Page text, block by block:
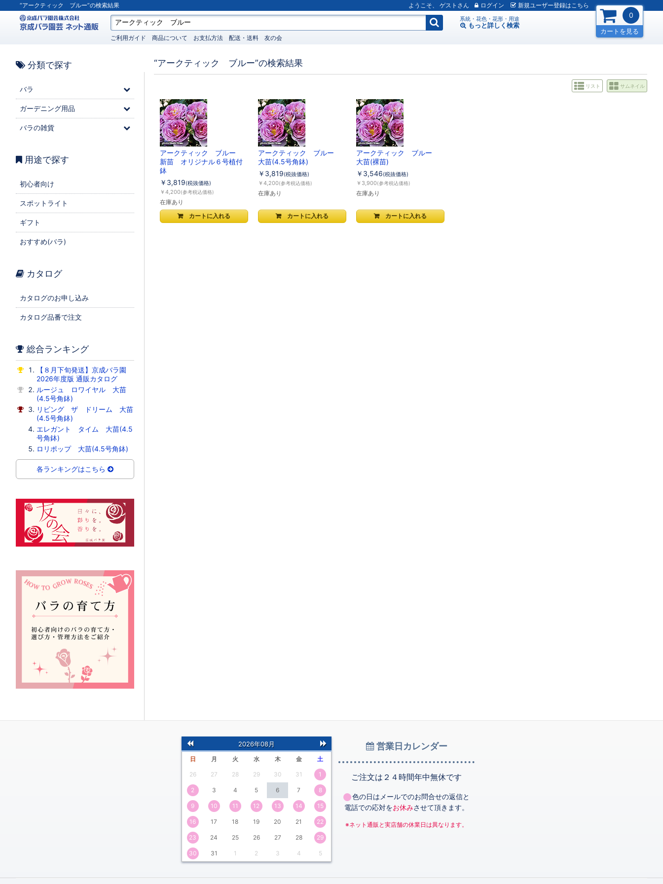
“アークティック ブルー”の検索結果 ようこそ、 ゲスト ログイン 新規ユーザー登録はこちら
系統・花色・花形・用途
もっと詳しく 検索
0
カートを見る
ご利用ガイド 商品について お支払方法 配送・送料 友の会
“アークティック ブルー”の検索結果
リスト サムネイル
アークティック ブルー
新苗 オリジナル６号植付
鉢
￥3,819(税抜価格)
￥4,200(参考税込価格)
在庫あり
アークティック ブルー
大苗(4.5号角鉢)
￥3,819(税抜価格)
￥4,200(参考税込価格)
在庫あり
アークティック ブルー
大苗(裸苗)
￥3,546(税抜価格)
￥3,900(参考税込価格)
在庫あり
分類で探す
バラ
ガーデニング用品
バラの雑貨
用途で探す
初心者向け
スポットライト
ギフト
おすすめ(バラ)
カタログ
カタログのお申し込み
カタログ品番で注文
総合ランキング
【８月下旬発送】京成バラ園
2026年度版 通販カタログ
ルージュ ロワイヤル 大苗
(4.5号角鉢)
リビング ザ ドリーム 大苗
(4.5号角鉢)
エレガント タイム 大苗(4.5
号角鉢)
ロリポップ 大苗(4.5号角鉢)
各ランキングはこちら
前
の
月
次
月
2026年08月
日 月 火 水 木 金 土
26 27 28 29 30 31 1
2 3 4 5 6 7 8
9 10 11 12 13 14 15
16 17 18 19 20 21 22
23 24 25 26 27 28 29
30 31 1 2 3 4 5
営業日カレンダー
ご注文は２４時間年中無休です
色の日はメールでのお問合せの返信と
電話での応対をお休みさせて頂きます。
※ネット通販と実店舗の休業日は異なります。